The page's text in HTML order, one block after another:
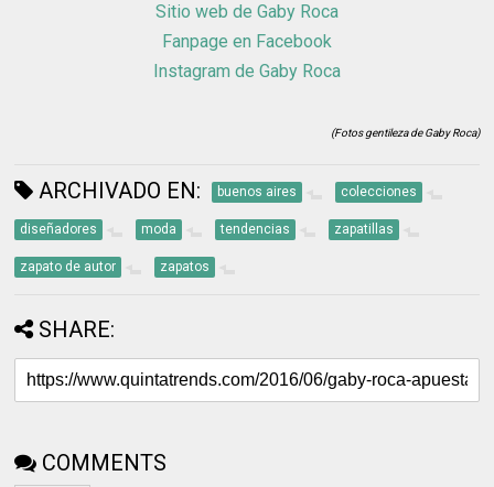
Sitio web de Gaby Roca
Fanpage en Facebook
Instagram de Gaby Roca
(Fotos gentileza de Gaby Roca)
ARCHIVADO EN: buenos aires colecciones
diseñadores moda tendencias zapatillas
zapato de autor zapatos
SHARE:
COMMENTS